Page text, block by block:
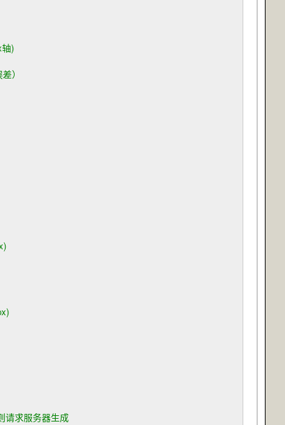
)
）
请求服务器生成